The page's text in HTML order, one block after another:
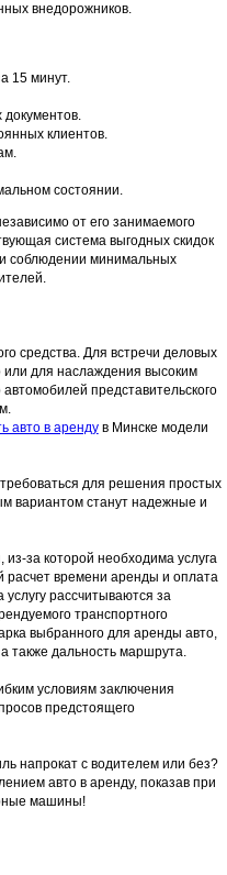
внедорожников.
15 минут.
клиентов.
состоянии.
от его занимаемого
система выгодных скидок
соблюдении минимальных
средства. Для встречи деловых
или для наслаждения высоким
представительского
авто в арендув Минске модели
для решения простых
вариантом станут надежные и
за которой необходима услуга
времени аренды и оплата
рассчитываются за
транспортного
выбранного для аренды авто,
также дальность маршрута.
условиям заключения
предстоящего
напрокат с водителем или без?
авто в аренду, показав при
машины!